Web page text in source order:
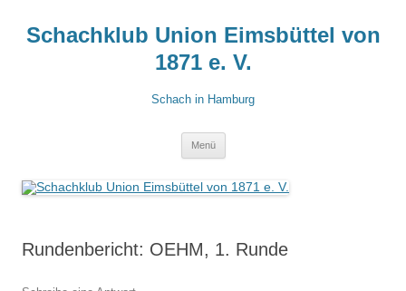
springen
Schachklub Union Eimsbüttel von
1871 e. V.
Schach in Hamburg
Menü
Rundenbericht: OEHM, 1. Runde